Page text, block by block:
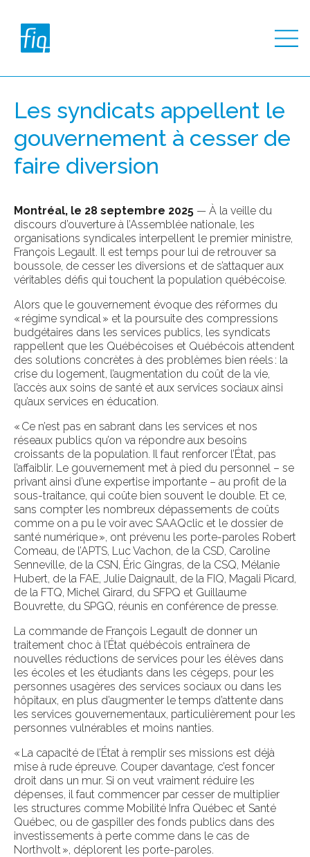
Les syndicats appellent le
gouvernement à cesser de
faire diversion
Montréal, le 28 septembre 2025 — À la veille du
discours d’ouverture à l’Assemblée nationale, les
organisations syndicales interpellent le premier ministre,
François Legault. Il est temps pour lui de retrouver sa
boussole, de cesser les diversions et de s’attaquer aux
véritables défis qui touchent la population québécoise.
Alors que le gouvernement évoque des réformes du
« régime syndical » et la poursuite des compressions
budgétaires dans les services publics, les syndicats
rappellent que les Québécoises et Québécois attendent
des solutions concrètes à des problèmes bien réels : la
crise du logement, l’augmentation du coût de la vie,
l’accès aux soins de santé et aux services sociaux ainsi
qu’aux services en éducation.
« Ce n’est pas en sabrant dans les services et nos
réseaux publics qu’on va répondre aux besoins
croissants de la population. Il faut renforcer l’État, pas
l’affaiblir. Le gouvernement met à pied du personnel – se
privant ainsi d’une expertise importante – au profit de la
sous-traitance, qui coûte bien souvent le double. Et ce,
sans compter les nombreux dépassements de coûts
comme on a pu le voir avec SAAQclic et le dossier de
santé numérique », ont prévenu les porte-paroles Robert
Comeau, de l’APTS, Luc Vachon, de la CSD, Caroline
Senneville, de la CSN, Éric Gingras, de la CSQ, Mélanie
Hubert, de la FAE, Julie Daignault, de la FIQ, Magali Picard,
de la FTQ, Michel Girard, du SFPQ et Guillaume
Bouvrette, du SPGQ, réunis en conférence de presse.
La commande de François Legault de donner un
traitement choc à l’État québécois entraînera de
nouvelles réductions de services pour les élèves dans
les écoles et les étudiants dans les cégeps, pour les
personnes usagères des services sociaux ou dans les
hôpitaux, en plus d’augmenter le temps d’attente dans
les services gouvernementaux, particulièrement pour les
personnes vulnérables et moins nanties.
« La capacité de l’État à remplir ses missions est déjà
mise à rude épreuve. Couper davantage, c’est foncer
droit dans un mur. Si on veut vraiment réduire les
dépenses, il faut commencer par cesser de multiplier
les structures comme Mobilité Infra Québec et Santé
Québec, ou de gaspiller des fonds publics dans des
investissements à perte comme dans le cas de
Northvolt », déplorent les porte-paroles.